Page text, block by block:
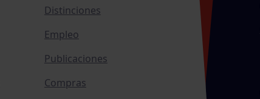
Distinciones
Empleo
Publicaciones
Compras